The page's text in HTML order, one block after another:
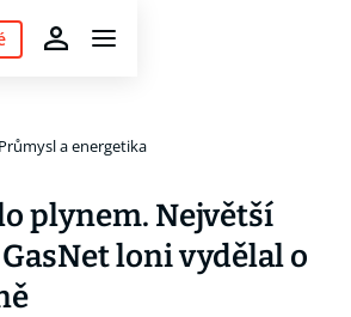
Průmysl a energetika
plynem. Největší
loni vydělal o